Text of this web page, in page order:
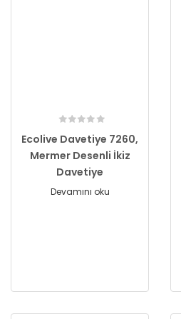
Ecolive Davetiye 7260,
Mermer Desenli İkiz
Davetiye
Devamını oku